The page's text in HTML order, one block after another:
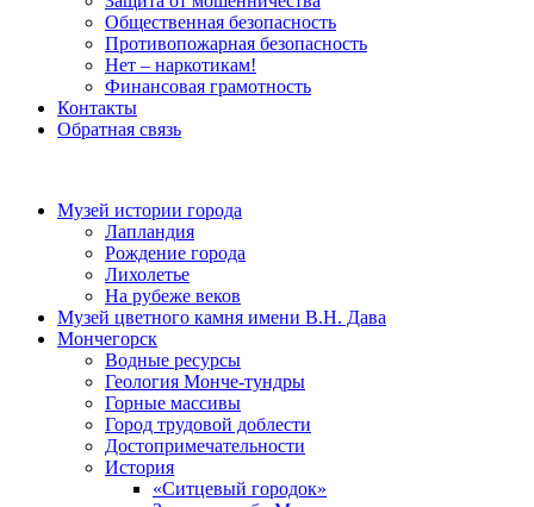
Общественная безопасность
Противопожарная безопасность
Нет – наркотикам!
Финансовая грамотность
Контакты
Обратная связь
Музей истории города
Лапландия
Рождение города
Лихолетье
На рубеже веков
Музей цветного камня имени В.Н. Дава
Мончегорск
Водные ресурсы
Геология Монче-тундры
Горные массивы
Город трудовой доблести
Достопримечательности
История
«Ситцевый городок»